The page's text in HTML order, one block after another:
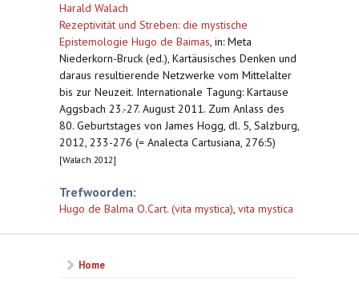
Harald Walach
Rezeptivität und Streben: die mystische
Epistemologie Hugo de Baimas, in: Meta
Niederkorn-Bruck (ed.), Kartäusisches Denken und
daraus resultierende Netzwerke vom Mittelalter
bis zur Neuzeit. Internationale Tagung: Kartause
Aggsbach 23.-27. August 2011. Zum Anlass des
80. Geburtstages von James Hogg, dl. 5, Salzburg,
2012, 233-276 (= Analecta Cartusiana, 276:5)
[Walach 2012]
Trefwoorden:
Hugo de Balma O.Cart. (vita mystica), vita mystica
Home